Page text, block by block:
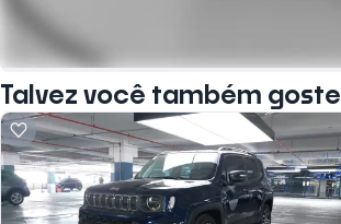
Talvez você também goste